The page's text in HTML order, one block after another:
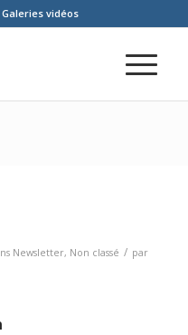
Galeries vidéos
Newsletter, Non classé / par